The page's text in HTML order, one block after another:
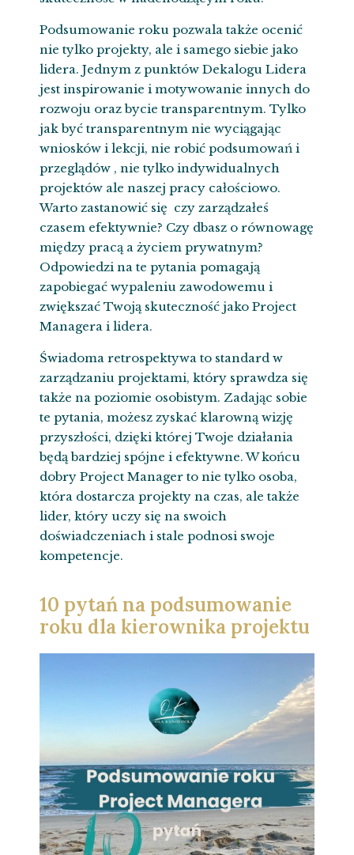
Podsumowanie roku pozwala także ocenić
nie tylko projekty, ale i samego siebie jako
lidera. Jednym z punktów Dekalogu Lidera
jest inspirowanie i motywowanie innych do
rozwoju oraz bycie transparentnym. Tylko
jak być transparentnym nie wyciągając
wniosków i lekcji, nie robić podsumowań i
przeglądów , nie tylko indywidualnych
projektów ale naszej pracy całościowo.
Warto zastanowić się czy zarządzałeś
czasem efektywnie? Czy dbasz o równowagę
między pracą a życiem prywatnym?
Odpowiedzi na te pytania pomagają
zapobiegać wypaleniu zawodowemu i
zwiększać Twoją skuteczność jako Project
Managera i lidera.
Świadoma retrospektywa to standard w
zarządzaniu projektami, który sprawdza się
także na poziomie osobistym. Zadając sobie
te pytania, możesz zyskać klarowną wizję
przyszłości, dzięki której Twoje działania
będą bardziej spójne i efektywne. W końcu
dobry Project Manager to nie tylko osoba,
która dostarcza projekty na czas, ale także
lider, który uczy się na swoich
doświadczeniach i stale podnosi swoje
kompetencje.
10 pytań na podsumowanie
roku dla kierownika projektu